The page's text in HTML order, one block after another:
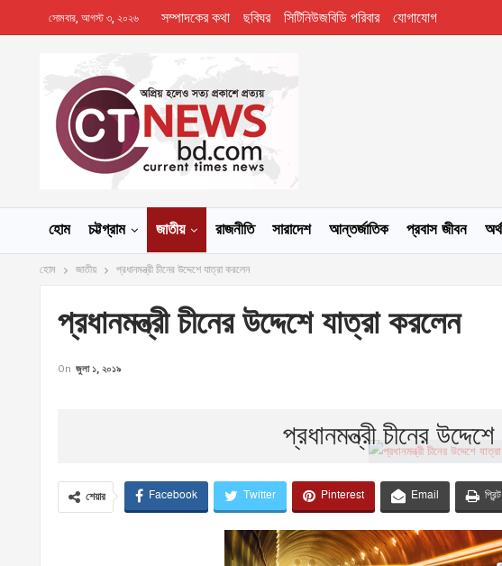
সোমবার, আগস্ট ৩, ২০২৬ সম্পাদকের কথা ছবিঘর সিটিনিউজবিডি পরিবার যোগাযোগ
হোম চট্টগ্রাম জাতীয় রাজনীতি সারাদেশ আন্তর্জাতিক প্রবাস জীবন
হোম জাতীয় প্রধানমন্ত্রী চীনের উদ্দেশে যাত্রা করলেন
প্রধানমন্ত্রী চীনের উদ্দেশে যাত্রা করলেন
On জুলা ১, ২০১৯
প্রধানমন্ত্রী চীনের
শেয়ার Facebook Twitter Pinterest Email প্রিন্ট